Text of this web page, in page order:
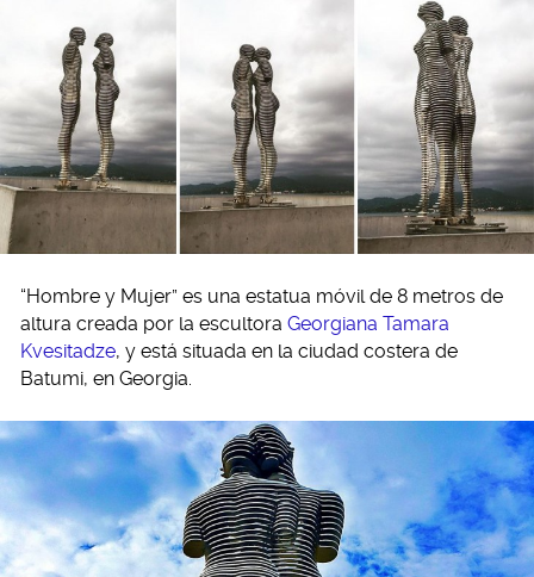
“Hombre y Mujer” es una estatua móvil de 8 metros de
altura creada por la escultora Georgiana Tamara
Kvesitadze, y está situada en la ciudad costera de
Batumi, en Georgia.